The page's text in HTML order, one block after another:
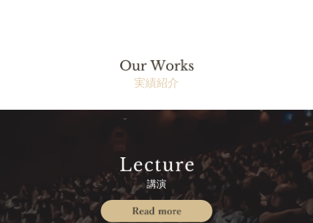
実績紹介
講演